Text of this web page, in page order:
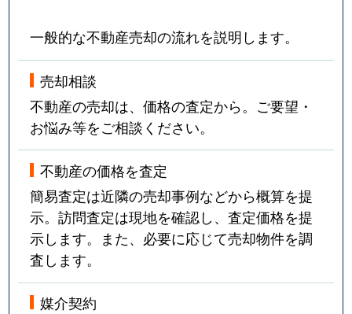
一般的な不動産売却の流れを説明します。
売却相談
不動産の売却は、価格の査定から。ご要望・
お悩み等をご相談ください。
不動産の価格を査定
簡易査定は近隣の売却事例などから概算を提
示。訪問査定は現地を確認し、査定価格を提
示します。また、必要に応じて売却物件を調
査します。
媒介契約